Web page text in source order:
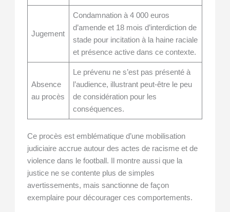
Jugement
Condamnation à 4 000 euros
d’amende et 18 mois d’interdiction de
stade pour incitation à la haine raciale
et présence active dans ce contexte.
Absence
au procès
Le prévenu ne s’est pas présenté à
l’audience, illustrant peut-être le peu
de considération pour les
conséquences.
Ce procès est emblématique d’une mobilisation
judiciaire accrue autour des actes de racisme et de
violence dans le football. Il montre aussi que la
justice ne se contente plus de simples
avertissements, mais sanctionne de façon
exemplaire pour décourager ces comportements.